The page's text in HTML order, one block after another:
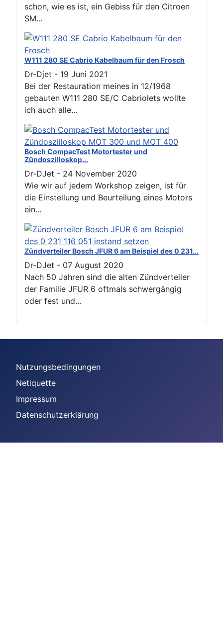
schon, wie es ist, ein Gebiss für den Citroen
SM...
W111 280 SE Cabrio Kabelbaum für den Frosch
Dr-Djet - 19 Juni 2021
Bei der Restauration meines in 12/1968
gebauten W111 280 SE/C Cabriolets wollte
ich auch alle...
Bosch CompacTest Motortester und
Zündoszilloskop...
Dr-DJet - 24 November 2020
Wie wir auf jedem Workshop zeigen, ist für
die Einstellung und Beurteilung eines Motors
ein...
Zündverteiler Bosch JFUR 6 am Beispiel des 0 231...
Dr-DJet - 07 August 2020
Nach 50 Jahren sind die alten Zündverteiler
der Familie JFUR 6 oftmals schwergängig
oder fest und...
Nutzungsbedingungen
Netiquette
Impressum
Datenschutzerklärung